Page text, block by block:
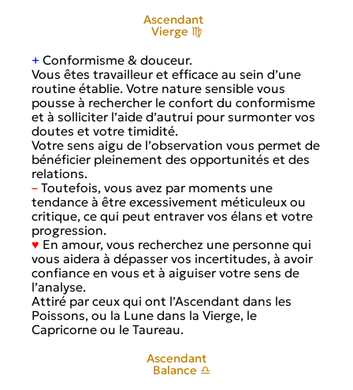
Ascendant
Vierge ♍
+ Conformisme & douceur.
Vous êtes travailleur et efficace au sein d’une
routine établie. Votre nature sensible vous
pousse à rechercher le confort du conformisme
et à solliciter l’aide d’autrui pour surmonter vos
doutes et votre timidité.
Votre sens aigu de l’observation vous permet de
bénéficier pleinement des opportunités et des
relations.
– Toutefois, vous avez par moments une
tendance à être excessivement méticuleux ou
critique, ce qui peut entraver vos élans et votre
progression.
♥ En amour, vous recherchez une personne qui
vous aidera à dépasser vos incertitudes, à avoir
confiance en vous et à aiguiser votre sens de
l’analyse.
Attiré par ceux qui ont l’Ascendant dans les
Poissons, ou la Lune dans la Vierge, le
Capricorne ou le Taureau.
Ascendant
Balance ♎